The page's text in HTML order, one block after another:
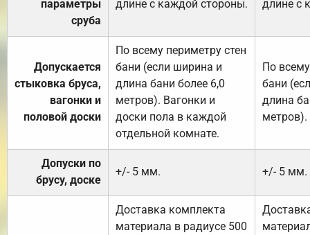
параметры
сруба
длине с каждой стороны.
длине с
Допускается
стыковка бруса,
вагонки и
половой доски
По всему периметру стен
бани (если ширина и
длина бани более 6,0
метров). Вагонки и
доски пола в каждой
отдельной комнате.
По
бани
длина
метров).
Допуски по
брусу, доске
+/- 5 мм. +/- 5 мм.
Доставка комплекта
материала в радиусе 500